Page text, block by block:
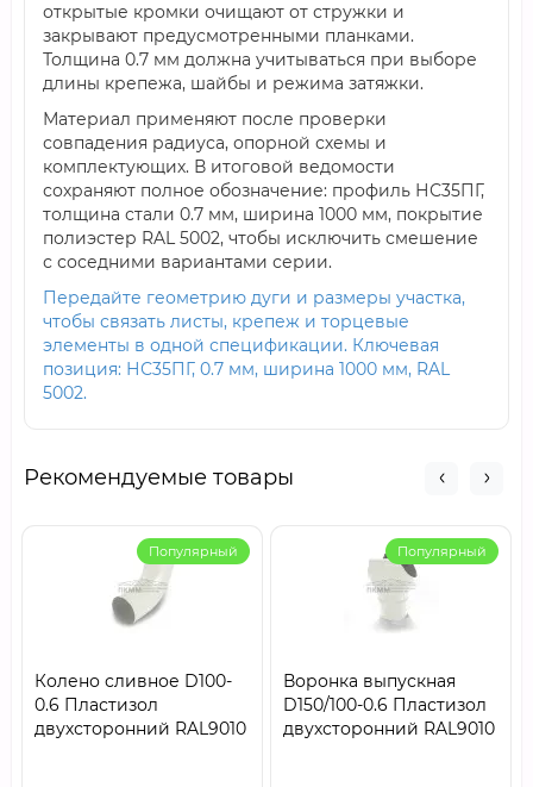
открытые кромки очищают от стружки и
закрывают предусмотренными планками.
Толщина 0.7 мм должна учитываться при выборе
длины крепежа, шайбы и режима затяжки.
Материал применяют после проверки
совпадения радиуса, опорной схемы и
комплектующих. В итоговой ведомости
сохраняют полное обозначение: профиль НС35ПГ,
толщина стали 0.7 мм, ширина 1000 мм, покрытие
полиэстер RAL 5002, чтобы исключить смешение
с соседними вариантами серии.
Передайте геометрию дуги и размеры участка,
чтобы связать листы, крепеж и торцевые
элементы в одной спецификации. Ключевая
позиция: НС35ПГ, 0.7 мм, ширина 1000 мм, RAL
5002.
Рекомендуемые товары
Популярный
Колено сливное D100-
0.6 Пластизол
двухсторонний RAL9010
Популярный
Воронка выпускная
D150/100-0.6 Пластизол
двухсторонний RAL9010